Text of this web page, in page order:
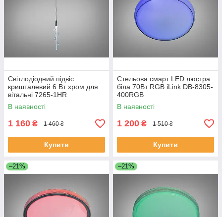
Світлодіодний підвіс
кришталевий 6 Вт хром для
вітальні 7265-1HR
В наявності
1 160 ₴ 1 460 ₴
Купити
Стельова смарт LED люстра
біла 70Вт RGB iLink DB-8305-
400RGB
В наявності
1 200 ₴ 1 510 ₴
Купити
–21% –21%